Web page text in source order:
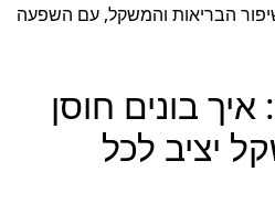
הבריאות והמשקל, עם השפעה
בונים חוסן
יציב לכל